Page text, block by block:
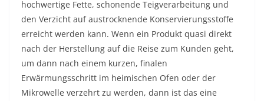
hochwertige Fette, schonende Teigverarbeitung und
den Verzicht auf austrocknende Konservierungsstoffe
erreicht werden kann. Wenn ein Produkt quasi direkt
nach der Herstellung auf die Reise zum Kunden geht,
um dann nach einem kurzen, finalen
Erwärmungsschritt im heimischen Ofen oder der
Mikrowelle verzehrt zu werden, dann ist das eine